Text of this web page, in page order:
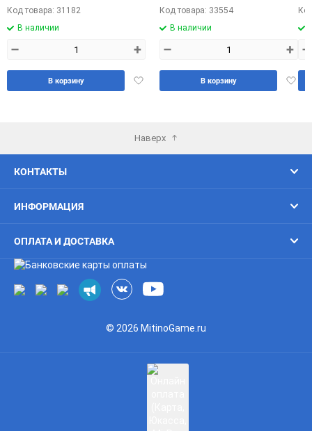
Код товара: 31182
В наличии
– +
Добавить
В корзину
Код товара: 33554
В наличии
– +
В корзину
–
Наверх
КОНТАКТЫ
ИНФОРМАЦИЯ
ОПЛАТА И ДОСТАВКА
© 2026 MitinoGame.ru